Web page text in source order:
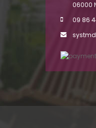
06000
09 86